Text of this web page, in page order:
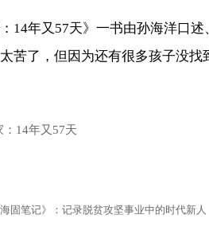
年又57天》一书由孙海洋口述
苦了，但因为还有很多孩子没
：14年又57天
固笔记》：记录脱贫攻坚事业中的时代新人